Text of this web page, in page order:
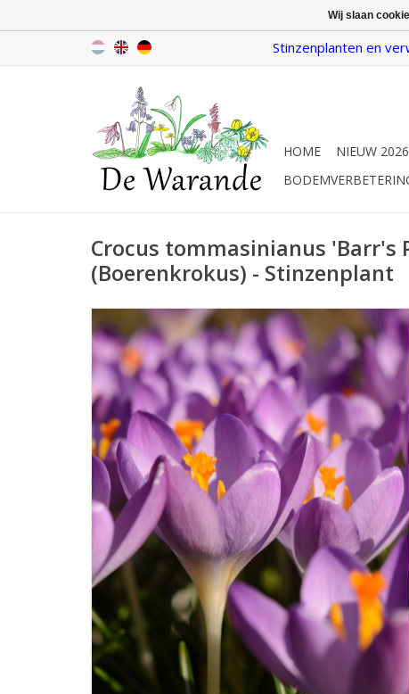
Stinzenplanten en
HOME NIEUW 2026
Crocus tommasinianus 'Barr's
(Boerenkrokus) - Stinzenplant
Wij slaan